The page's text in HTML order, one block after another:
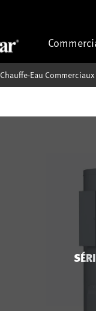
Chauffe-Eau Commerciaux